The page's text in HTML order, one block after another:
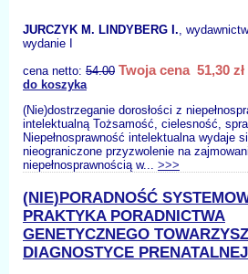
JURCZYK M. LINDYBERG I.,
wydanie I
cena netto: 54.00 Twoja cena 51,30 zł
do koszyka
(Nie)dostrzeganie dorosłości z
intelektualną Tożsamość, cielesność,
Niepełnosprawność intelektualna wydaje
nieograniczone przyzwolenie na
niepełnosprawnością w... >>>
(NIE)PORADNOŚĆ
PRAKTYKA PORADNICTWA
GENETYCZNEGO
DIAGNOSTYCE PRENATALNEJ